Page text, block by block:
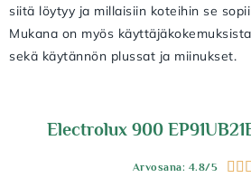
siitä löytyy ja millaisiin koteihin se
Mukana on myös
sekä käytännön plussat ja miinukset.
Electrolux 900
Arvosana: 4.8/5   